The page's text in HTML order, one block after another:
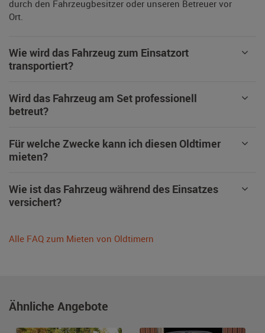
durch den Fahrzeugbesitzer oder unseren Betreuer vor
Ort.
Wie wird das Fahrzeug zum Einsatzort
transportiert?
Wird das Fahrzeug am Set professionell
betreut?
Für welche Zwecke kann ich diesen Oldtimer
mieten?
Wie ist das Fahrzeug während des Einsatzes
versichert?
Alle FAQ zum Mieten von Oldtimern
Ähnliche Angebote